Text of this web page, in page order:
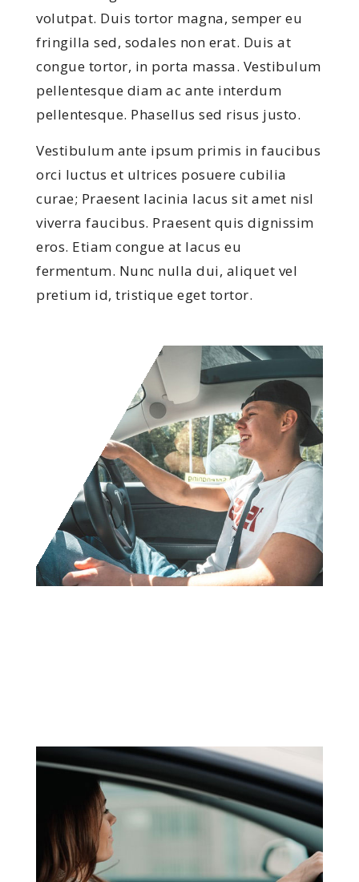
volutpat. Duis tortor magna, semper eu
fringilla sed, sodales non erat. Duis at
congue tortor, in porta massa. Vestibulum
pellentesque diam ac ante interdum
pellentesque. Phasellus sed risus justo.
Vestibulum ante ipsum primis in faucibus
orci luctus et ultrices posuere cubilia
curae; Praesent lacinia lacus sit amet nisl
viverra faucibus. Praesent quis dignissim
eros. Etiam congue at lacus eu
fermentum. Nunc nulla dui, aliquet vel
pretium id, tristique eget tortor.